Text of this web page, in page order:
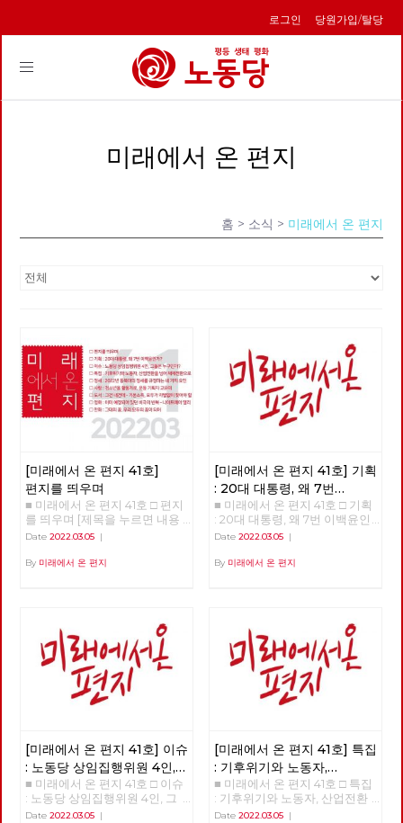
로그인 당원가입/탈당
Toggle
미래에서 온 편지
홈 > 소식 > 미래에서 온 편지
[미래에서 온 편지 41호]
편지를 띄우며
■ 미래에서 온 편지 41호 □ 편지
를 띄우며 [제목을 누르면 내용
을 볼 수 있습니다.] □ 편지를 띄
번 이백윤인가? □ 이슈 : 노동당
세를 규정하는 네 가지 요인 □
사람 : 청소년을 활동가로, 운동
기획자 고유미 □ 도서 : 그건 내
건데 - 기본소득, 모두가 차별없
이 찾아야 할 권리 □ 영화 : 이미
예정되어 있던 비극의 반복 - 나
Date 2022.03.05 |
By 미래에서 온 편지
[미래에서 온 편지 41호] 기획
: 20대 대통령, 왜 7번
이백윤인가? (1)
■ 미래에서 온 편지 41호 □ 기획
: 20대 대통령, 왜 7번 이백윤인
가? >>>>>> 업로드 준비중
Date 2022.03.05|
By 미래에서 온 편지
[미래에서 온 편지 41호] 이슈
: 노동당 상임집행위원 4인,
그들은 누구인가?
■ 미래에서 온 편지 41호 □ 이슈
: 노동당 상임집행위원 4인, 그
들은 누구인가? >>>>>> 업로드
Date 2022.03.05 |
[미래에서 온 편지 41호] 특집
: 기후위기와 노동자,
산업전환을 넘어
체제전환으로
■ 미래에서 온 편지 41호 □ 특집
: 기후위기와 노동자, 산업전환
을 넘어 체제전환으로 >>>>>>
Date 2022.03.05|